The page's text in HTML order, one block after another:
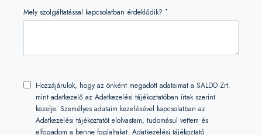
Mely szolgáltatással kapcsolatban érdeklődik? *
Hozzájárulok, hogy az önként megadott adataimat a SALDO Zrt.
mint adatkezelő az Adatkezelési tájékoztatóban írtak szerint
kezelje. Személyes adataim kezelésével kapcsolatban az
Adatkezelési tájékoztatót elolvastam, tudomásul vettem és
elfogadom a benne foglaltakat. Adatkezelési tájékoztató